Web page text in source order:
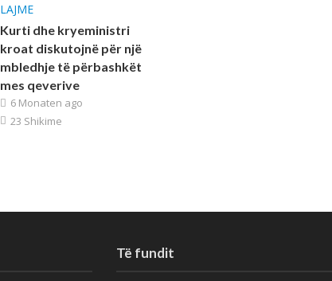
LAJME
Kurti dhe kryeministri
kroat diskutojnë për një
mbledhje të përbashkët
mes qeverive
6 Monaten ago
23 Shikime
Të fundit